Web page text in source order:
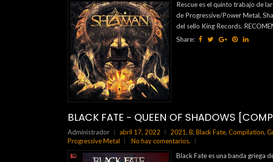
Rescue es el quinto trabajo de
de Progressive/Power Metal,
del sello King Records.
Share:
BLACK FATE - QUEEN OF SHADOWS
Administrador abril 17, 2022 2021, B, Black Fate, Compilation,
Progressive Metal
No hay comentarios.
Black Fate es una banda griega